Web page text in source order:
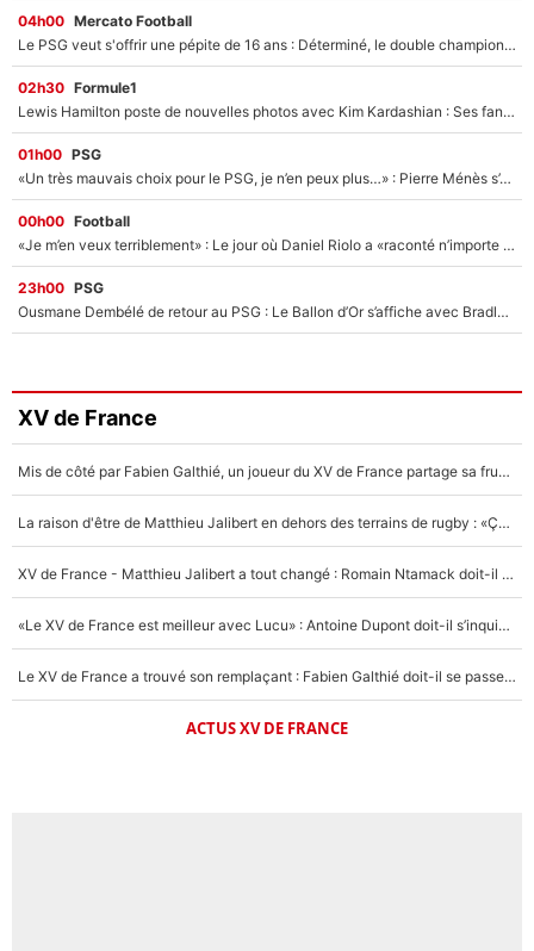
04h00 Mercato Football
Le PSG veut s'offrir une pépite de 16 ans : Déterminé, le double champion d'Europe en titre est prêt à lâcher 40M€ pour celui que l'on compare déjà à Vinicius Jr !
02h30 Formule1
Lewis Hamilton poste de nouvelles photos avec Kim Kardashian : Ses fans le voient déjà redevenir champion du monde de F1 grâce à elle !
01h00 PSG
«Un très mauvais choix pour le PSG, je n’en peux plus…» : Pierre Ménès s’est complètement trompé avec Luis Enrique et ces déclarations le prouvent !
00h00 Football
«Je m’en veux terriblement» : Le jour où Daniel Riolo a «raconté n’importe quoi» dans l'After Foot !
23h00 PSG
Ousmane Dembélé de retour au PSG : Le Ballon d’Or s’affiche avec Bradley Barcola en plein cœur du feuilleton sur son départ !
XV de France
Mis de côté par Fabien Galthié, un joueur du XV de France partage sa frustration : «ils ne me l’ont pas dit tout de suite»
La raison d'être de Matthieu Jalibert en dehors des terrains de rugby : «Ça m'atteint autant que si tu touches à un membre de ma famille»
XV de France - Matthieu Jalibert a tout changé : Romain Ntamack doit-il s’inquiéter pour sa place à un an de la Coupe du monde ?
«Le XV de France est meilleur avec Lucu» : Antoine Dupont doit-il s’inquiéter pour sa place ?
Le XV de France a trouvé son remplaçant : Fabien Galthié doit-il se passer d'Antoine Dupont ?
ACTUS XV DE FRANCE